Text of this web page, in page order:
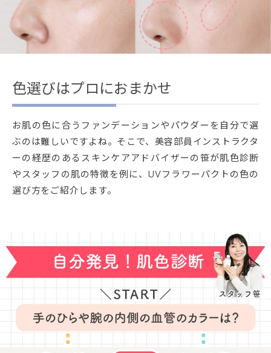
色選びはプロにおまかせ
お肌の色に合うファンデーションやパウダーを自分で選
ぶのは難しいですよね。そこで、美容部員インストラクタ
ーの経歴のあるスキンケアアドバイザーの笹が肌色診断
やスタッフの肌の特徴を例に、UVフラワーパクトの色の
選び方をご紹介します。